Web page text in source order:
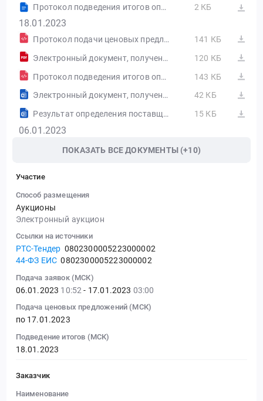
Протокол подведения итогов определения поставщика (подрядчика, исполнителя) от 18.01.2023 №ИЭА1
2 КБ
18.01.2023
Протокол подачи ценовых предложений от 17.01.2023 №ЦПА1
141 КБ
Электронный документ, полученный из внешней системы
120 КБ
Протокол подведения итогов определения поставщика (подрядчика, исполнителя) от 17.01.2023 №ИЭА1
143 КБ
Электронный документ, полученный из внешней системы
42 КБ
Результат определения поставщика (подрядчика, исполнителя), сформированный на основании размещенных протоколов
15 КБ
06.01.2023
ПОКАЗАТЬ ВСЕ ДОКУМЕНТЫ (+10)
Участие
Способ размещения
Аукционы
Электронный аукцион
Ссылки на источники
РТС-Тендер 0802300005223000002
44-ФЗ ЕИС 0802300005223000002
Подача заявок (МСК)
06.01.2023 10:52 - 17.01.2023 03:00
Подача ценовых предложений (МСК)
по 17.01.2023
Подведение итогов (МСК)
18.01.2023
Заказчик
Наименование